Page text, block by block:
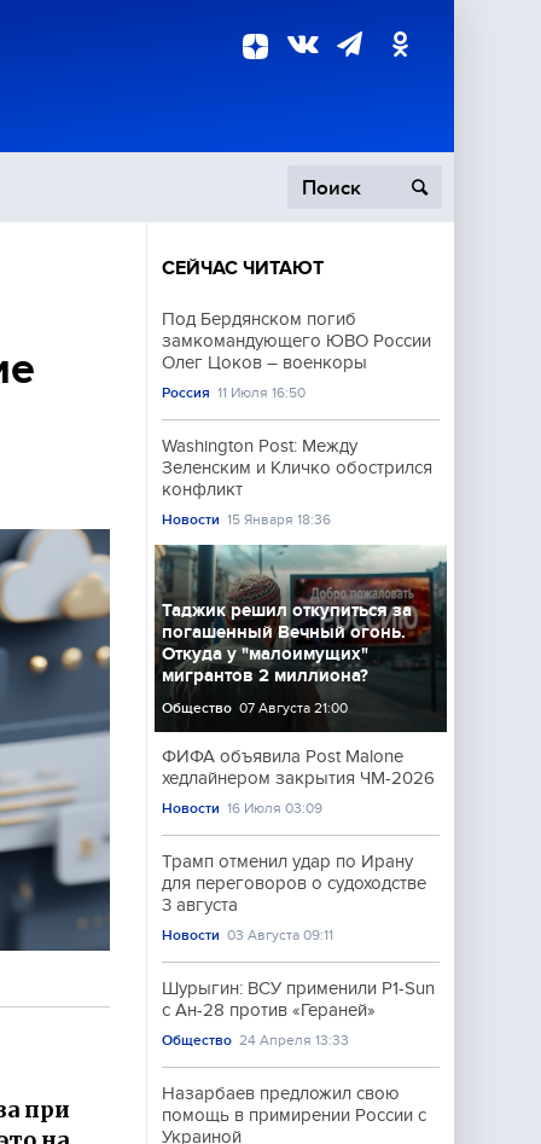
при
СЕЙЧАС ЧИТАЮТ
Под Бердянском погиб
замкомандующего ЮВО России
Олег Цоков – военкоры
Россия 11 Июля 16:50
Washington Post: Между
Зеленским и Кличко обострился
конфликт
Новости 15 Января 18:36
Таджик решил откупиться за
погашенный Вечный огонь.
Откуда у "малоимущих"
мигрантов 2 миллиона?
Общество 07 Августа 21:00
ФИФА объявила Post Malone
хедлайнером закрытия ЧМ-2026
Новости 16 Июля 03:09
Трамп отменил удар по Ирану
для переговоров о судоходстве
3 августа
Новости 03 Августа 09:11
Шурыгин: ВСУ применили P1-Sun
с Ан-28 против «Гераней»
Общество 24 Апреля 13:33
Назарбаев предложил свою
помощь в примирении России с
Украиной